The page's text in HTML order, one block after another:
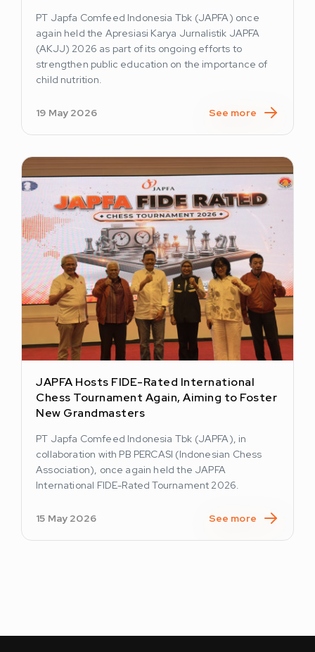
PT Japfa Comfeed Indonesia Tbk (JAPFA) once
again held the Apresiasi Karya Jurnalistik JAPFA
(AKJJ) 2026 as part of its ongoing efforts to
strengthen public education on the importance of
child nutrition.
19 May 2026 See more
JAPFA Hosts FIDE-Rated International
Chess Tournament Again, Aiming to Foster
New Grandmasters
PT Japfa Comfeed Indonesia Tbk (JAPFA), in
collaboration with PB PERCASI (Indonesian Chess
Association), once again held the JAPFA
International FIDE-Rated Tournament 2026.
15 May 2026 See more